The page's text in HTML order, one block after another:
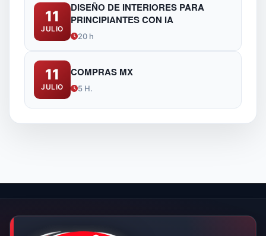
11
JULIO
DISEÑO DE INTERIORES PARA
PRINCIPIANTES CON IA
20 h
11
JULIO
COMPRAS MX
5 H.